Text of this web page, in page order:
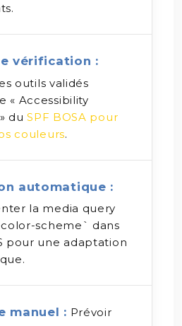
vérification :
outils validés
« Accessibility
duSPF BOSA pour
couleurs.
automatique :
la media query
scheme` dans
pour une adaptation
manuel : Prévoir